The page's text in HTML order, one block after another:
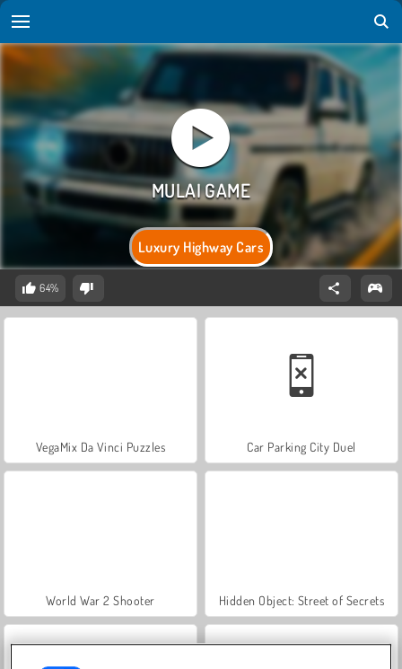
Luxury Highway Cars
64%
VegaMix Da Vinci Puzzles Car Parking City Duel
World War 2 Shooter Hidden Object: Street of Secrets